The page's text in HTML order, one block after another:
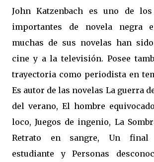
John Katzenbach es uno de
importantes de novela negra
muchas de sus novelas han
cine y a la televisión. Posee
trayectoria como periodista en
Es autor de las novelas La guerra
del verano, El hombre
loco, Juegos de ingenio, La
Retrato en sangre, Un final
estudiante y Personas